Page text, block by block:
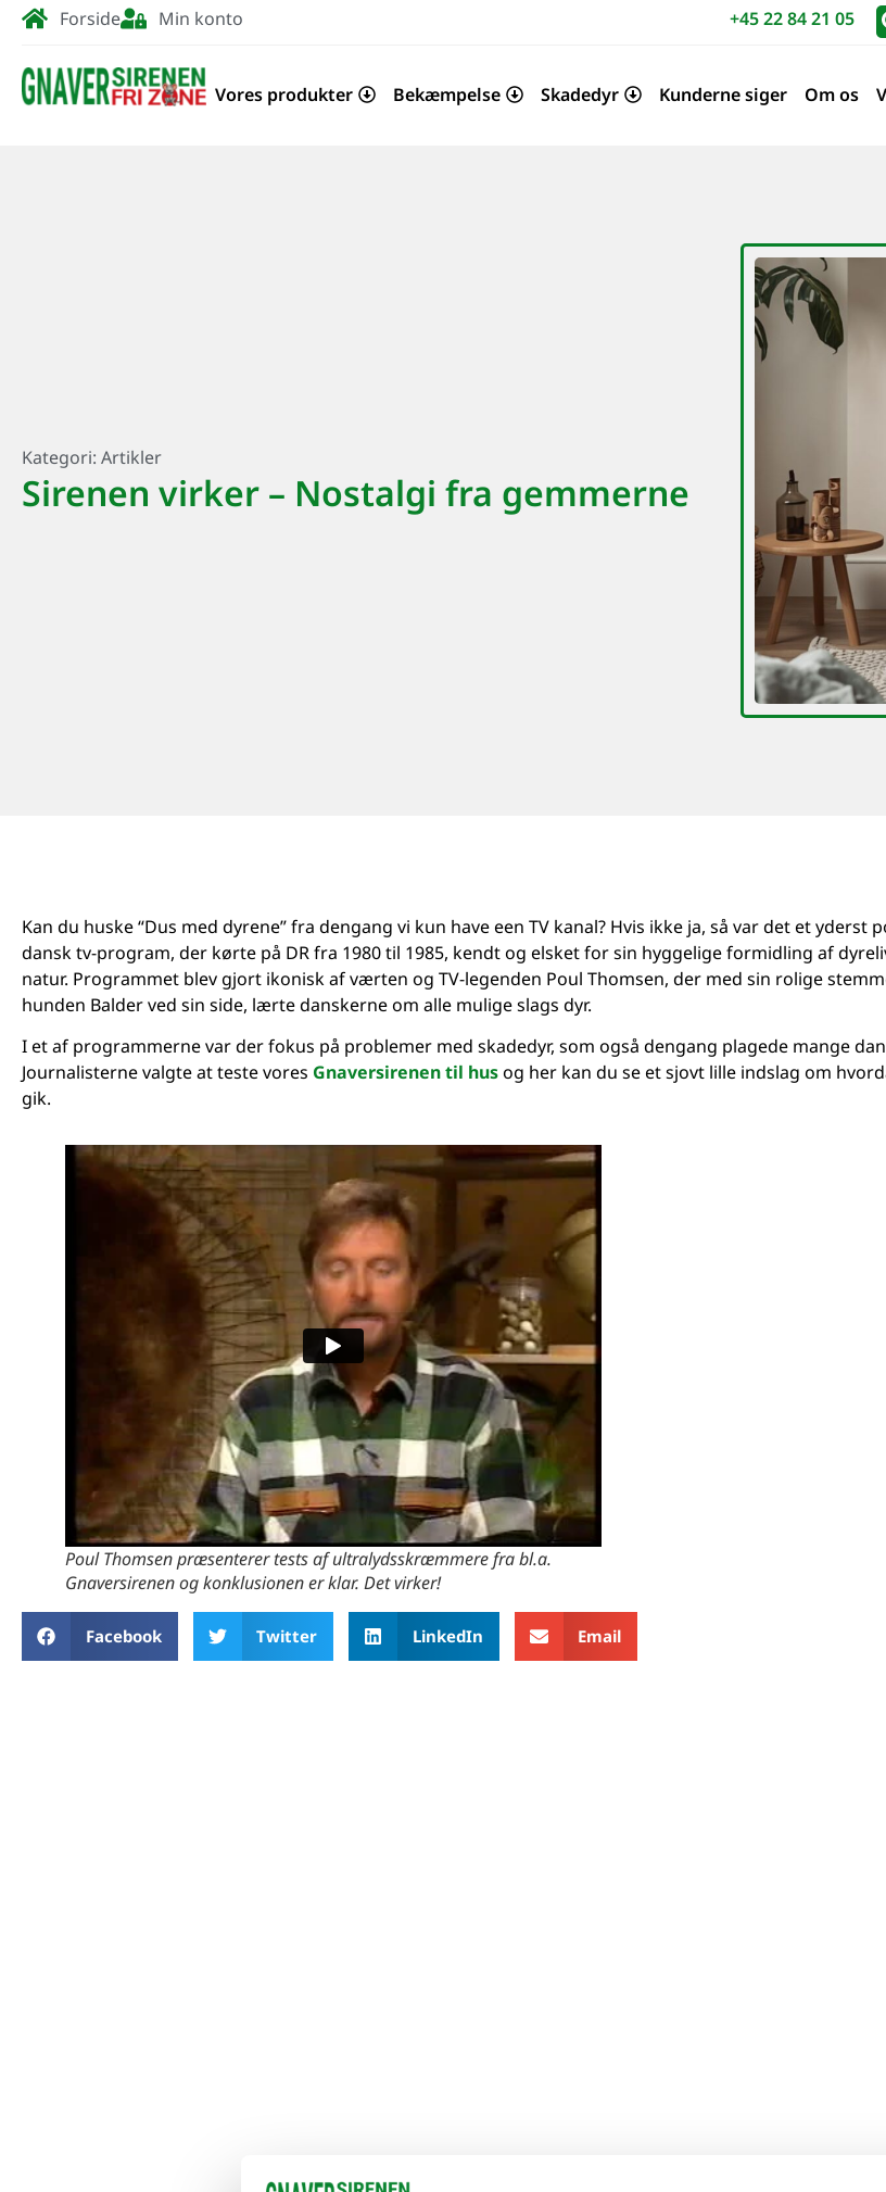
Forside Min konto +45 22 84 21 05
Vores produkter Bekæmpelse Skadedyr Kunderne siger Om os
Kategori: Artikler
Sirenen virker – Nostalgi fra gemmerne
Kan du huske “Dus med dyrene” fra dengang vi kun have een TV kanal? Hvis ikke ja, så var det et yderst
dansk tv-program, der kørte på DR fra 1980 til 1985, kendt og elsket for sin hyggelige formidling af
natur. Programmet blev gjort ikonisk af værten og TV-legenden Poul Thomsen, der med sin rolige
hunden Balder ved sin side, lærte danskerne om alle mulige slags dyr.
I et af programmerne var der fokus på problemer med skadedyr, som også dengang plagede mange
Journalisterne valgte at teste vores Gnaversirenen til husog her kan du se et sjovt lille indslag om
gik.
Poul Thomsen præsenterer tests af ultralydsskræmmere fra bl.a.
Gnaversirenen og konklusionen er klar. Det virker!
Facebook Twitter LinkedIn Email